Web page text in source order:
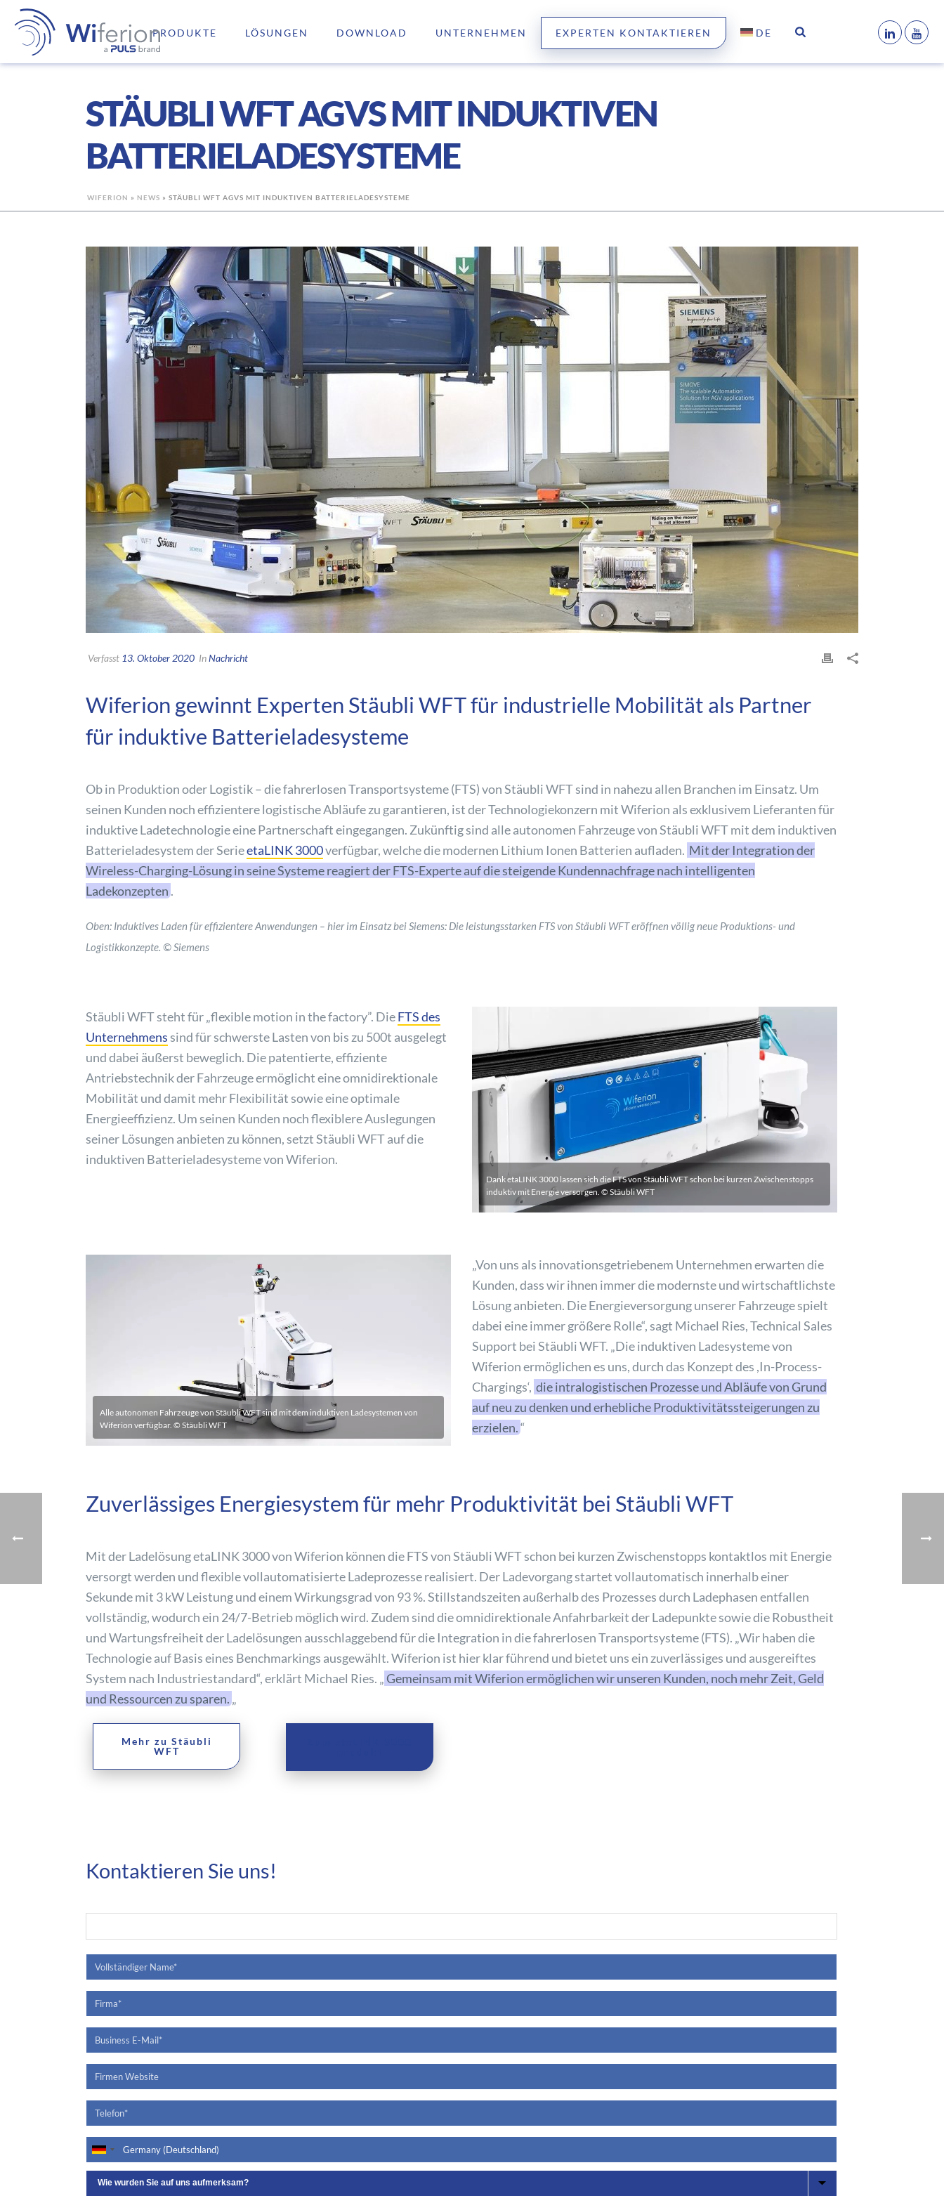
PRODUKTE LÖSUNGEN DOWNLOAD UNTERNEHMEN EXPERTEN KONTAKTIEREN DE
STÄUBLI WFT AGVS MIT INDUKTIVEN
BATTERIELADESYSTEME
WIFERION » NEWS » STÄUBLI WFT AGVS MIT INDUKTIVEN BATTERIELADESYSTEME
Verfasst 13. Oktober 2020 InNachricht
Wiferion gewinnt Experten Stäubli WFT für industrielle Mobilität als Partner
für induktive Batterieladesysteme
Ob in Produktion oder Logistik – die fahrerlosen Transportsysteme (FTS) von Stäubli WFT sind in nahezu allen Branchen im Einsatz. Um
seinen Kunden noch effizientere logistische Abläufe zu garantieren, ist der Technologiekonzern mit Wiferion als exklusivem Lieferanten für
induktive Ladetechnologie eine Partnerschaft eingegangen. Zukünftig sind alle autonomen Fahrzeuge von Stäubli WFT mit dem induktiven
Batterieladesystem der SerieetaLINK 3000verfügbar, welche die modernen Lithium Ionen Batterien aufladen. Mit der Integration der
Wireless-Charging-Lösung in seine Systeme reagiert der FTS-Experte auf die steigende Kundennachfrage nach intelligenten
Ladekonzepten .
Oben: Induktives Laden für effizientere Anwendungen – hier im Einsatz bei Siemens: Die leistungsstarken FTS von Stäubli WFT eröffnen völlig neue Produktions- und
Logistikkonzepte. © Siemens
Stäubli WFT steht für „flexible motion in the factory”. DieFTS des
Unternehmenssind für schwerste Lasten von bis zu 500t ausgelegt
und dabei äußerst beweglich. Die patentierte, effiziente
Antriebstechnik der Fahrzeuge ermöglicht eine omnidirektionale
Mobilität und damit mehr Flexibilität sowie eine optimale
Energieeffizienz. Um seinen Kunden noch flexiblere Auslegungen
seiner Lösungen anbieten zu können, setzt Stäubli WFT auf die
induktiven Batterieladesysteme von Wiferion.
Dank etaLINK 3000 lassen sich die FTS von Stäubli WFT schon bei kurzen Zwischenstopps
induktiv mit Energie versorgen. © Stäubli WFT
Alle autonomen Fahrzeuge von Stäubli WFT sind mit dem induktiven Ladesystemen von
Wiferion verfügbar. © Stäubli WFT
„Von uns als innovationsgetriebenem Unternehmen erwarten die
Kunden, dass wir ihnen immer die modernste und wirtschaftlichste
Lösung anbieten. Die Energieversorgung unserer Fahrzeuge spielt
dabei eine immer größere Rolle“, sagt Michael Ries, Technical Sales
Support bei Stäubli WFT. „Die induktiven Ladesysteme von
Wiferion ermöglichen es uns, durch das Konzept des ,In-Process-
Chargings‘, die intralogistischen Prozesse und Abläufe von Grund
auf neu zu denken und erhebliche Produktivitätssteigerungen zu
erzielen.“
Zuverlässiges Energiesystem für mehr Produktivität bei Stäubli WFT
Mit der Ladelösung etaLINK 3000 von Wiferion können die FTS von Stäubli WFT schon bei kurzen Zwischenstopps kontaktlos mit Energie
versorgt werden und flexible vollautomatisierte Ladeprozesse realisiert. Der Ladevorgang startet vollautomatisch innerhalb einer
Sekunde mit 3 kW Leistung und einem Wirkungsgrad von 93 %. Stillstandszeiten außerhalb des Prozesses durch Ladephasen entfallen
vollständig, wodurch ein 24/7-Betrieb möglich wird. Zudem sind die omnidirektionale Anfahrbarkeit der Ladepunkte sowie die Robustheit
und Wartungsfreiheit der Ladelösungen ausschlaggebend für die Integration in die fahrerlosen Transportsysteme (FTS). „Wir haben die
Technologie auf Basis eines Benchmarkings ausgewählt. Wiferion ist hier klar führend und bietet uns ein zuverlässiges und ausgereiftes
System nach Industriestandard“, erklärt Michael Ries. „Gemeinsam mit Wiferion ermöglichen wir unseren Kunden, noch mehr Zeit, Geld
und Ressourcen zu sparen. „
Mehr zu Stäubli
WFT
Kontaktieren Sie uns!